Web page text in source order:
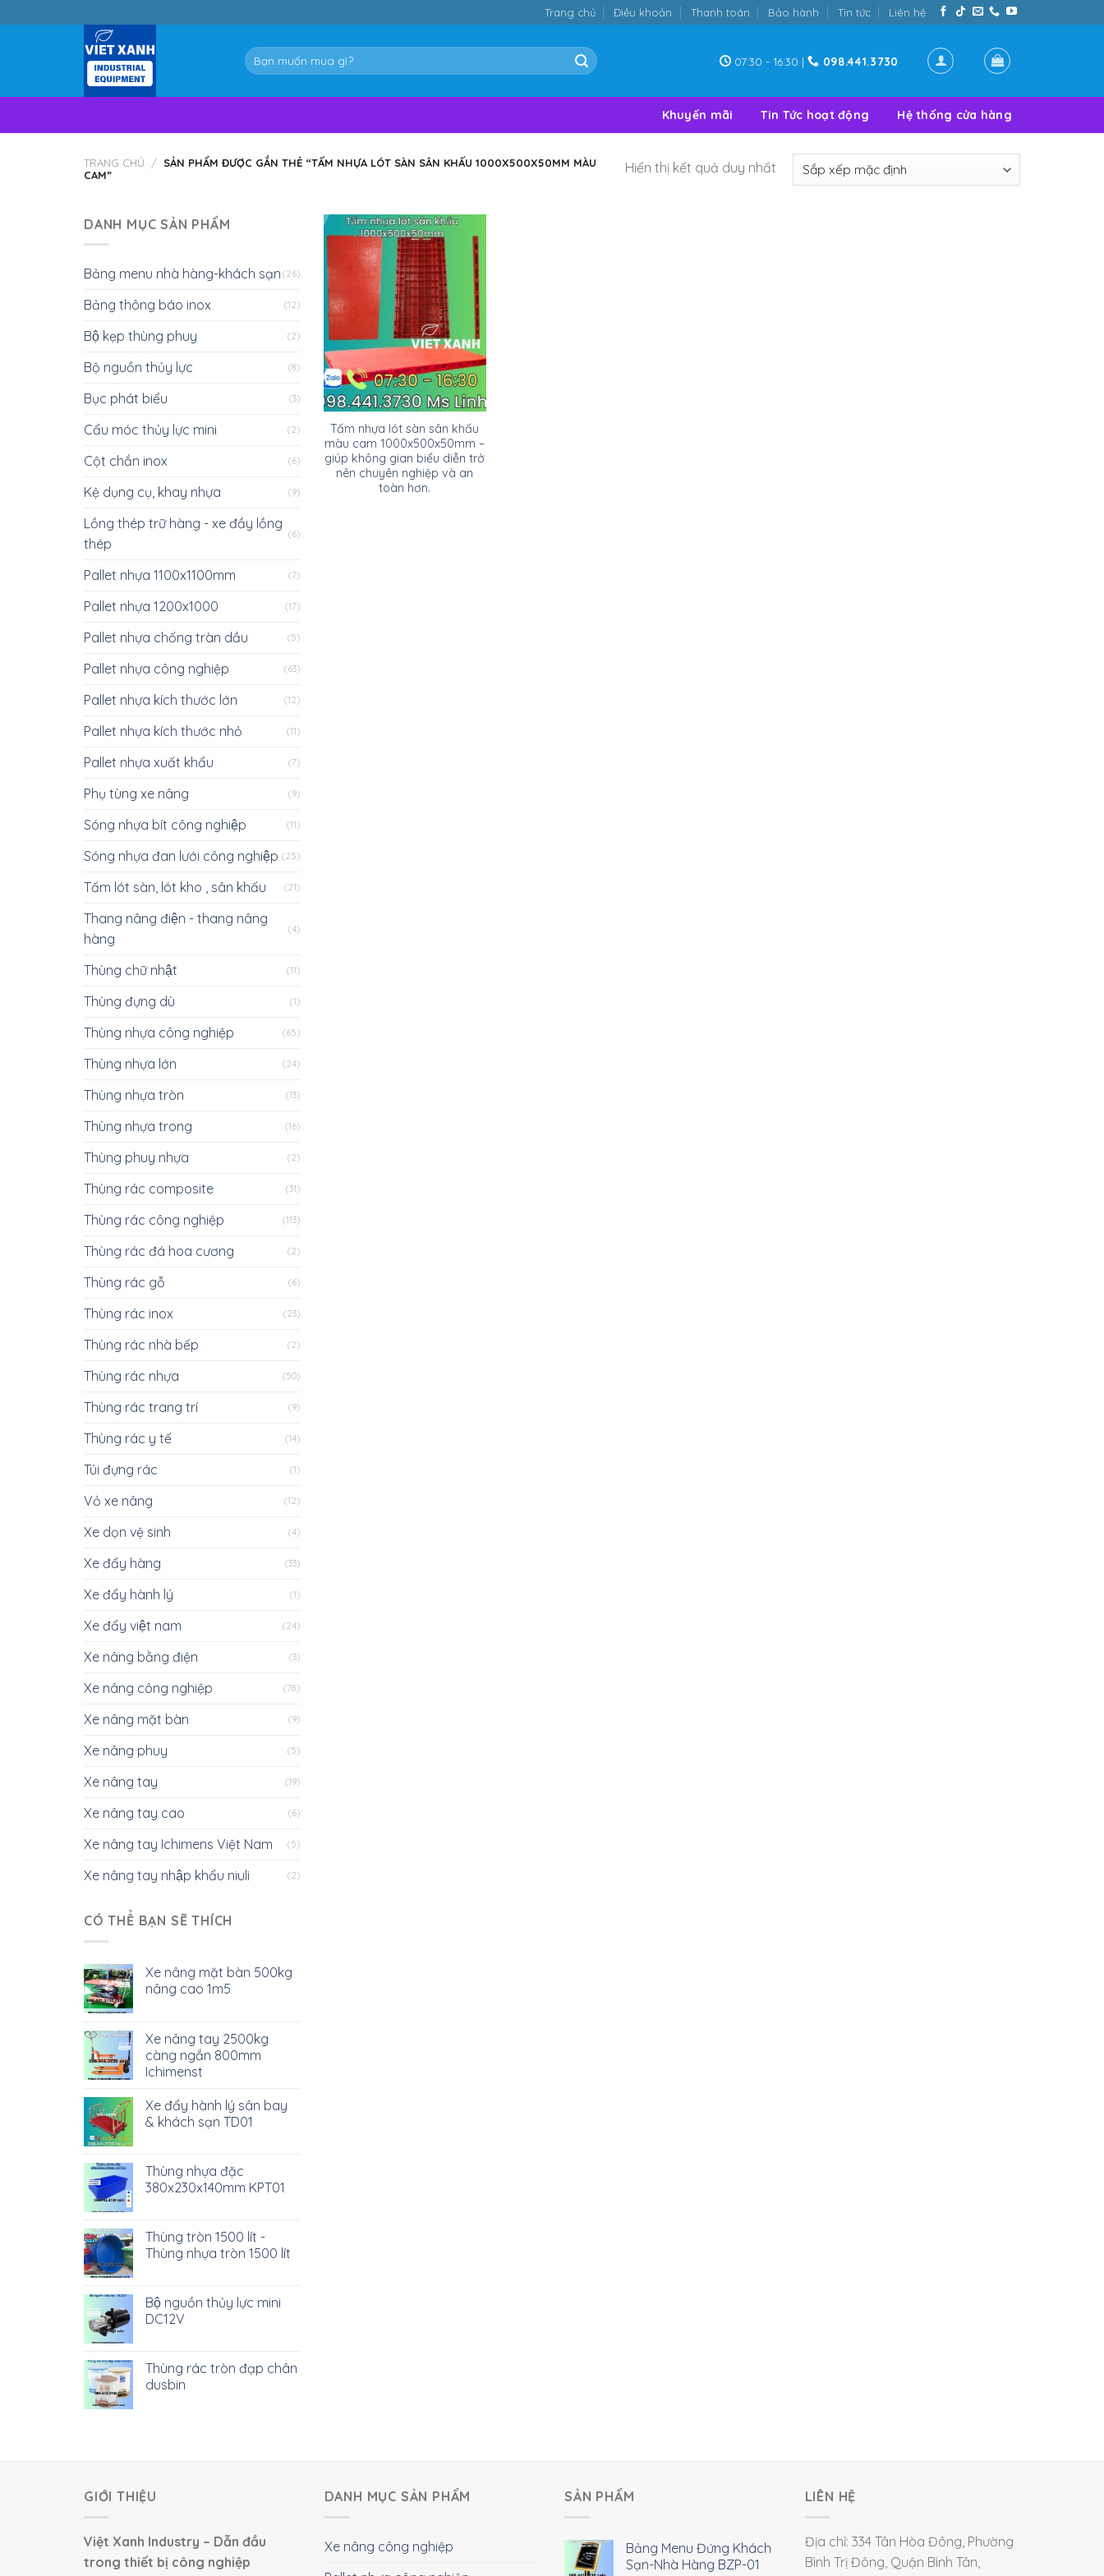
to
Trang chủ Điều khoản Thanh toán Bảo hành Tin tức Liên hệ
Tìm
kiếm:
07:30 - 16:30 | 098.441.3730
Khuyến mãi Tin Tức hoạt động Hệ thống cửa hàng
TRANG CHỦ / SẢN PHẨM ĐƯỢC GẮN THẺ “TẤM NHỰA LÓT SÀN SÂN KHẤU 1000X500X50MM MÀU
CAM”
Hiển thị kết quả duy nhất
DANH MỤC SẢN PHẨM
Bảng menu nhà hàng-khách sạn (26)
Bảng thông báo inox (12)
Bộ kẹp thùng phuy (2)
Bộ nguồn thủy lực (8)
Bục phát biểu (3)
Cẩu móc thủy lực mini (2)
Cột chắn inox (6)
Kệ dụng cụ, khay nhựa (9)
Lồng thép trữ hàng - xe đầy lồng
thép
(6)
Pallet nhựa 1100x1100mm (7)
Pallet nhựa 1200x1000 (17)
Pallet nhựa chống tràn dầu (5)
Pallet nhựa công nghiệp (63)
Pallet nhựa kích thước lớn (12)
Pallet nhựa kích thước nhỏ (11)
Pallet nhựa xuất khẩu (7)
Phụ tùng xe nâng (9)
Sóng nhựa bít công nghiệp (11)
Sóng nhựa đan lưới công nghiệp (25)
Tấm lót sàn, lót kho , sân khấu (21)
Thang nâng điện - thang nâng
hàng
(4)
Thùng chữ nhật (11)
Thùng đựng dù (1)
Thùng nhựa công nghiệp (65)
Thùng nhựa lớn (24)
Thùng nhựa tròn (13)
Thùng nhựa trong (16)
Thùng phuy nhựa (2)
Thùng rác composite (31)
Thùng rác công nghiệp (113)
Thùng rác đá hoa cương (2)
Thùng rác gỗ (6)
Thùng rác inox (23)
Thùng rác nhà bếp (2)
Thùng rác nhựa (50)
Thùng rác trang trí (9)
Thùng rác y tế (14)
Túi đựng rác (1)
Vỏ xe nâng (12)
Xe dọn vệ sinh (4)
Xe đẩy hàng (33)
Xe đẩy hành lý (1)
Xe đẩy việt nam (24)
Xe nâng bằng điện (3)
Xe nâng công nghiệp (78)
Xe nâng mặt bàn (9)
Xe nâng phuy (5)
Xe nâng tay (19)
Xe nâng tay cao (6)
Xe nâng tay Ichimens Việt Nam (5)
Xe nâng tay nhập khẩu niuli (2)
CÓ THỂ BẠN SẼ THÍCH
Xe nâng mặt bàn 500kg
nâng cao 1m5
Xe nâng tay 2500kg
càng ngắn 800mm
Ichimenst
Xe đẩy hành lý sân bay
& khách sạn TD01
Thùng nhựa đặc
380x230x140mm KPT01
Thùng tròn 1500 lít -
Thùng nhựa tròn 1500 lít
Bộ nguồn thủy lực mini
DC12V
Thùng rác tròn đạp chân
dusbin
Tấm nhựa lót sàn sân khấu
màu cam 1000x500x50mm –
giúp không gian biểu diễn trở
nên chuyên nghiệp và an
toàn hơn.
GIỚI THIỆU
Việt Xanh Industry – Dẫn đầu
trong thiết bị công nghiệp
DANH MỤC SẢN PHẨM
Xe nâng công nghiệp
SẢN PHẨM
Bảng Menu Đứng Khách
Sạn-Nhà Hàng BZP-01
LIÊN HỆ
Địa chỉ: 334 Tân Hòa Đông, Phường
Bình Trị Đông, Quận Bình Tân,